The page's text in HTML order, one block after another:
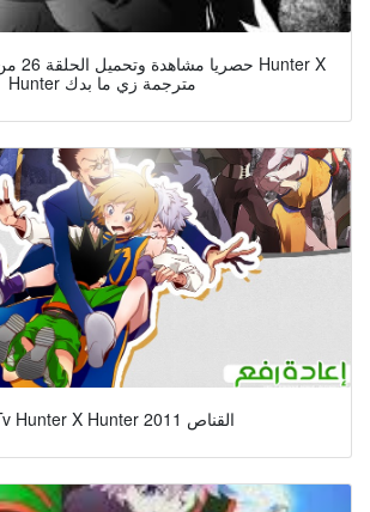
Hunter مترجمة زي ما بدك
Ky Tv Hunter X Hunter 2011 القناص